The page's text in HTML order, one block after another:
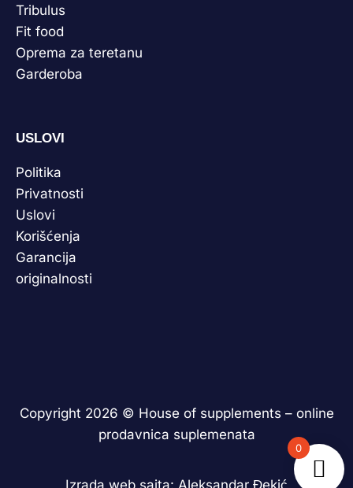
Tribulus
Fit food
Oprema za teretanu
Garderoba
USLOVI
Politika
Privatnosti
Uslovi
Korišćenja
Garancija
originalnosti
Copyright 2026 © House of supplements – online
prodavnica suplemenata
Izrada web sajta: Aleksandar Đekić
0